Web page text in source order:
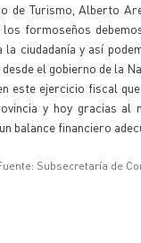
de Turismo, Alberto
formoseños
la ciudadanía y así
el gobierno de la
este ejercicio fiscal
y hoy gracias al
balance financiero
Subsecretaría de